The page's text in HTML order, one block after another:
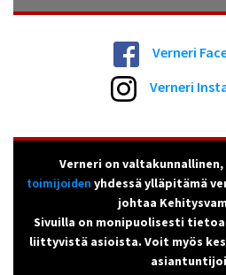
Verneri
Verneri
Verneri on valtakunnallinen,
toimijoiden yhdessä ylläpitämä
johtaa
Sivuilla on monipuolisesti
liittyvistä asioista. Voit myös